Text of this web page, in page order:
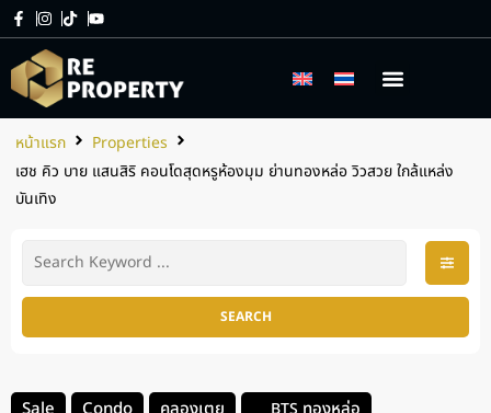
หน้าแรก
Properties
เฮช คิว บาย แสนสิริ คอนโดสุดหรูห้องมุม ย่านทองหล่อ วิวสวย ใกล้แหล่ง
บันเทิง
SEARCH